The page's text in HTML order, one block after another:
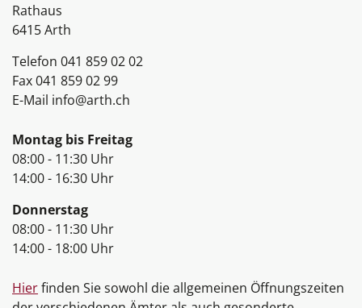
Rathaus
6415Arth
Telefon 041 859 02 02
Fax041 859 02 99
E-Mail info@arth.ch
Öffnungszeiten
Montag bis Freitag
08:00 - 11:30 Uhr
14:00 - 16:30 Uhr
Donnerstag
08:00 - 11:30 Uhr
14:00 - 18:00 Uhr
Hierfinden Sie sowohl die allgemeinen Öffnungszeiten